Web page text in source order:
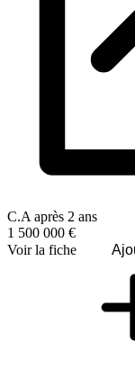
C.A après 2 ans
1 500 000 €
Voir la fiche